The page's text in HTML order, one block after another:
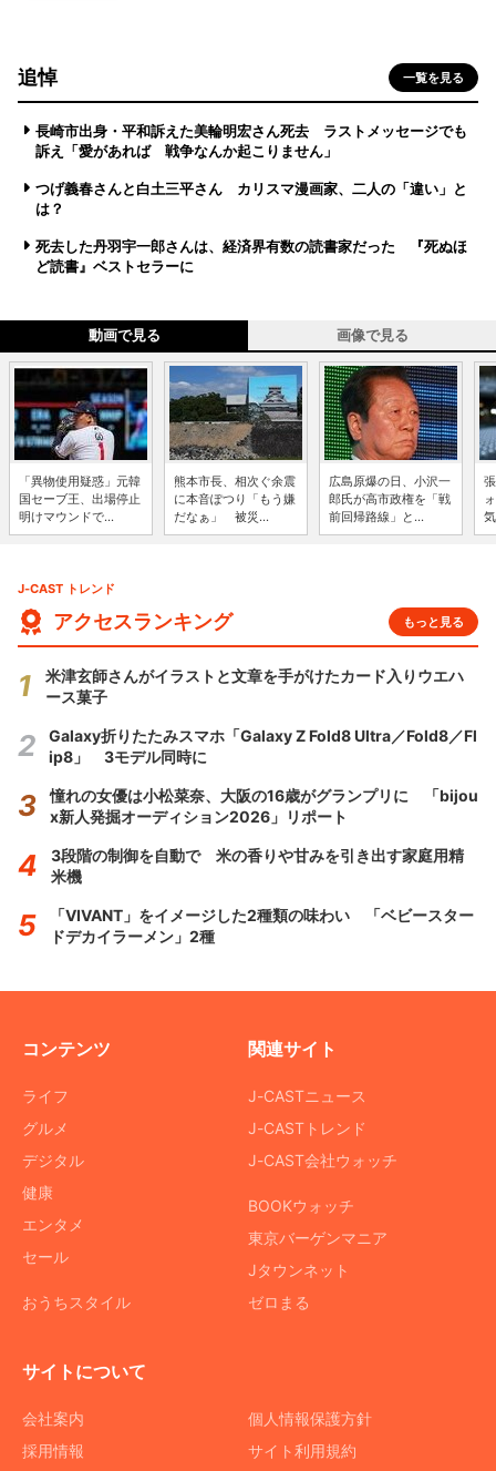
追悼 一覧を見る
長崎市出身・平和訴えた美輪明宏さん死去 ラストメッセージでも
訴え「愛があれば 戦争なんか起こりません」
つげ義春さんと白土三平さん カリスマ漫画家、二人の「違い」と
は？
死去した丹羽宇一郎さんは、経済界有数の読書家だった 『死ぬほ
ど読書』ベストセラーに
動画で見る 画像で見る
「異物使用疑惑」元韓
国セーブ王、出場停止
明けマウンドで...
熊本市長、相次ぐ余震
に本音ぽつり「もう嫌
だなぁ」 被災...
広島原爆の日、小沢一
郎氏が高市政権を「戦
前回帰路線」と...
J-CAST トレンド
アクセスランキング もっと見る
米津玄師さんがイラストと文章を手がけたカード入りウエハ
ース菓子
Galaxy折りたたみスマホ「Galaxy Z Fold8 Ultra／Fold8／Fl
ip8」 3モデル同時に
憧れの女優は小松菜奈、大阪の16歳がグランプリに 「bijou
x新人発掘オーディション2026」リポート
3段階の制御を自動で 米の香りや甘みを引き出す家庭用精
米機
「VIVANT」をイメージした2種類の味わい 「ベビースター
ドデカイラーメン」2種
コンテンツ
ライフ
グルメ
デジタル
健康
エンタメ
セール
おうちスタイル
関連サイト
J-CASTニュース
J-CASTトレンド
J-CAST会社ウォッチ
BOOKウォッチ
東京バーゲンマニア
Jタウンネット
ゼロまる
サイトについて
会社案内
採用情報
個人情報保護方針
サイト利用規約